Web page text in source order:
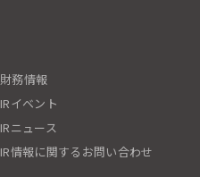
財務情報
IRイベント
IRニュース
IR情報に関するお問い合わせ